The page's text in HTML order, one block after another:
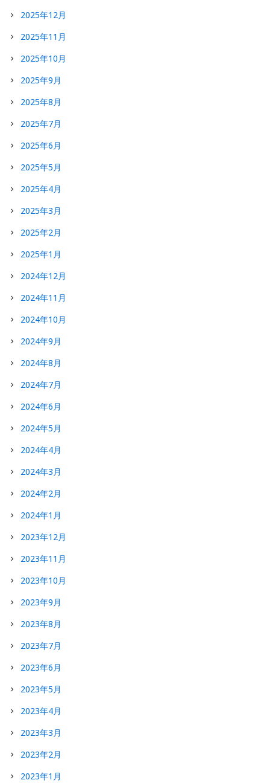
2025年12月
2025年11月
2025年10月
2025年9月
2025年8月
2025年7月
2025年6月
2025年5月
2025年4月
2025年3月
2025年2月
2025年1月
2024年12月
2024年11月
2024年10月
2024年9月
2024年8月
2024年7月
2024年6月
2024年5月
2024年4月
2024年3月
2024年2月
2024年1月
2023年12月
2023年11月
2023年10月
2023年9月
2023年8月
2023年7月
2023年6月
2023年5月
2023年4月
2023年3月
2023年2月
2023年1月